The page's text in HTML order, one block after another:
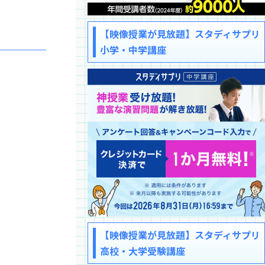
【映像授業が見放題】スタディサプリ
小学・中学講座
【映像授業が見放題】スタディサプリ
高校・大学受験講座